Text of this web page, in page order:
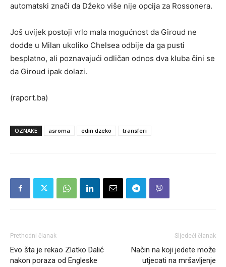
automatski znači da Džeko više nije opcija za Rossonera.
Još uvijek postoji vrlo mala mogućnost da Giroud ne
dodđe u Milan ukoliko Chelsea odbije da ga pusti
besplatno, ali poznavajući odličan odnos dva kluba čini se
da Giroud ipak dolazi.
(raport.ba)
OZNAKE asroma edin dzeko transferi
Prethodni članak
Evo šta je rekao Zlatko Dalić
nakon poraza od Engleske
Sljedeći članak
Način na koji jedete može
utjecati na mršavljenje